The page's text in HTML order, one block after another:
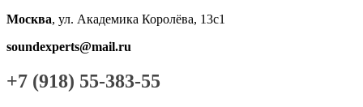
Москва, ул. Академика Королёва, 13с1
soundexperts@mail.ru
+7 (918) 55-383-55